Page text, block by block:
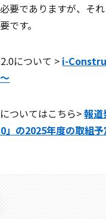
要でありますが、そ
です。
について > i-
ついてはこちら>報
の2025年度の取組予